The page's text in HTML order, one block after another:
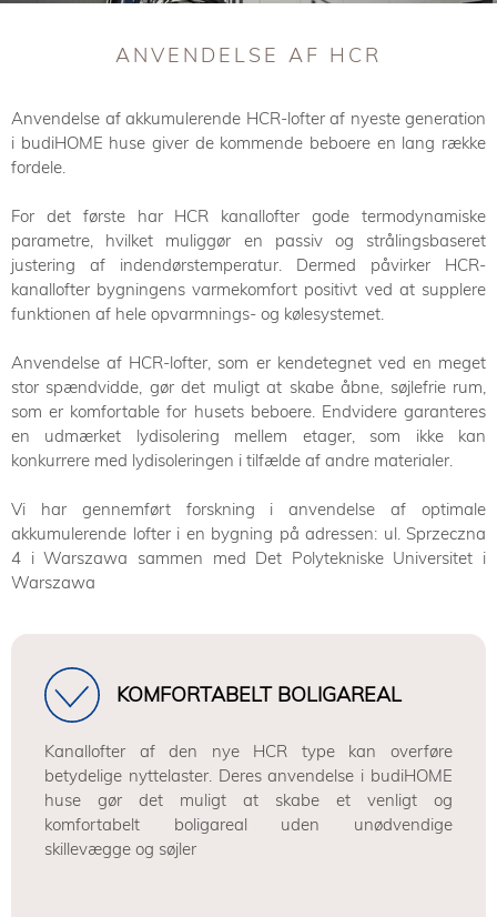
ANVENDELSE AF HCR
Anvendelse af akkumulerende HCR-lofter af nyeste generation
i budiHOME huse giver de kommende beboere en lang række
fordele.
For det første har HCR kanallofter gode termodynamiske
parametre, hvilket muliggør en passiv og strålingsbaseret
justering af indendørstemperatur. Dermed påvirker HCR-
kanallofter bygningens varmekomfort positivt ved at supplere
funktionen af hele opvarmnings- og kølesystemet.
Anvendelse af HCR-lofter, som er kendetegnet ved en meget
stor spændvidde, gør det muligt at skabe åbne, søjlefrie rum,
som er komfortable for husets beboere. Endvidere garanteres
en udmærket lydisolering mellem etager, som ikke kan
konkurrere med lydisoleringen i tilfælde af andre materialer.
Vi har gennemført forskning i anvendelse af optimale
akkumulerende lofter i en bygning på adressen: ul. Sprzeczna
4 i Warszawa sammen med Det Polytekniske Universitet i
Warszawa
KOMFORTABELT BOLIGAREAL
Kanallofter af den nye HCR type kan overføre
betydelige nyttelaster. Deres anvendelse i budiHOME
huse gør det muligt at skabe et venligt og
komfortabelt boligareal uden unødvendige
skillevægge og søjler